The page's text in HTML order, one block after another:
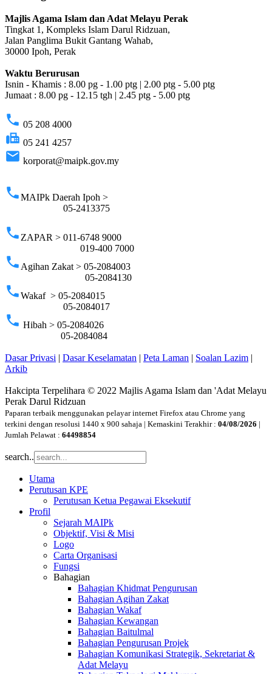
Majlis Agama Islam dan Adat Melayu Perak
Tingkat 1, Kompleks Islam Darul Ridzuan,
Jalan Panglima Bukit Gantang Wahab,
30000 Ipoh, Perak
Waktu Berurusan
Isnin - Khamis : 8.00 pg - 1.00 ptg | 2.00 ptg - 5.00 ptg
Jumaat : 8.00 pg - 12.15 tgh | 2.45 ptg - 5.00 ptg
phone 05 208 4000
fax 05 241 4257
email korporat@maipk.gov.my
phoneMAIPk Daerah Ipoh >
05-2413375
phone ZAPAR > 011-6748 9000
019-400 7000
phone Agihan Zakat > 05-2084003
05-2084130
phoneWakaf > 05-2084015
05-2084017
phone Hibah > 05-2084026
05-2084084
Dasar Privasi | Dasar Keselamatan | Peta Laman | Soalan Lazim |
Arkib
Hakcipta Terpelihara © 2022 Majlis Agama Islam dan 'Adat Melayu
Perak Darul Ridzuan
Paparan terbaik menggunakan pelayar internet Firefox atau Chrome yang
terkini dengan resolusi 1440 x 900 sahaja | Kemaskini Terakhir : 04/08/2026 |
Jumlah Pelawat : 64498854
search..
Utama
Perutusan KPE
Perutusan Ketua Pegawai Eksekutif
Profil
Sejarah MAIPk
Objektif, Visi & Misi
Logo
Carta Organisasi
Fungsi
Bahagian
Bahagian Khidmat Pengurusan
Bahagian Agihan Zakat
Bahagian Wakaf
Bahagian Kewangan
Bahagian Baitulmal
Bahagian Pengurusan Projek
Bahagian Komunikasi Strategik, Sekretariat &
Adat Melayu